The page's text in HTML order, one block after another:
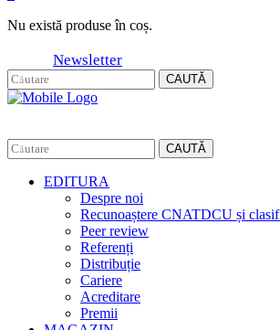
Nu există produse în coș.
Newsletter
CAUTĂ
CAUTĂ
EDITURA
Despre noi
Recunoaștere CNATDCU și
Peer review
Referenți
Distribuție
Cariere
Acreditare
Premii